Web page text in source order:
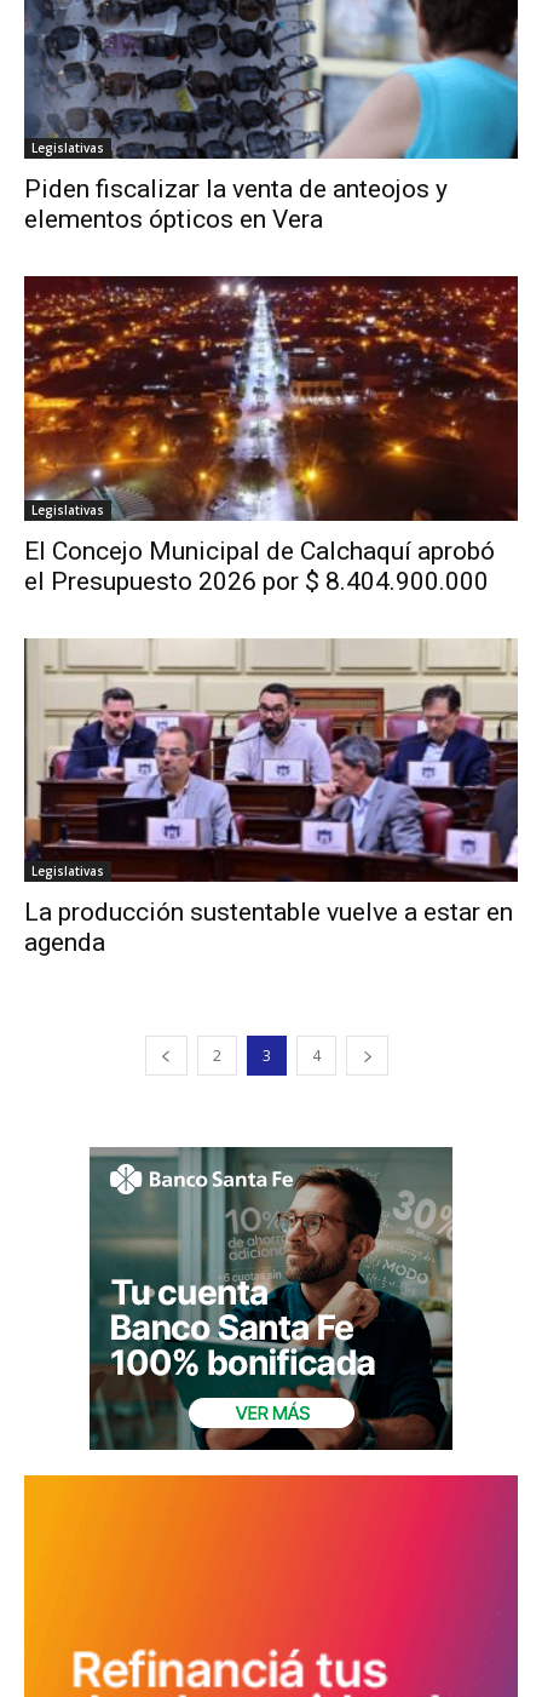
Legislativas
Piden fiscalizar la venta de anteojos y
elementos ópticos en Vera
Legislativas
El Concejo Municipal de Calchaquí aprobó
el Presupuesto 2026 por $ 8.404.900.000
Legislativas
La producción sustentable vuelve a estar en
agenda
2 3 4